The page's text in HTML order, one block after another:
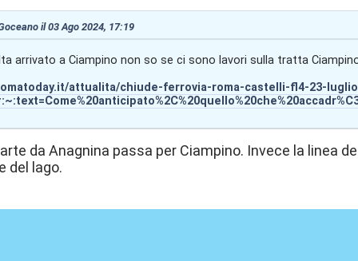
il 03 Ago 2024, 17:19
arrivato a Ciampino non so se ci sono lavori sulla tratta
attualita/chiude-ferrovia-roma-castelli-fl4-23-
da Anagnina passa per Ciampino. Invece la linea
del lago.